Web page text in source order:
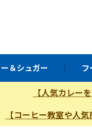
＆シュガー フ
【人気カレー
【コーヒー教室や人